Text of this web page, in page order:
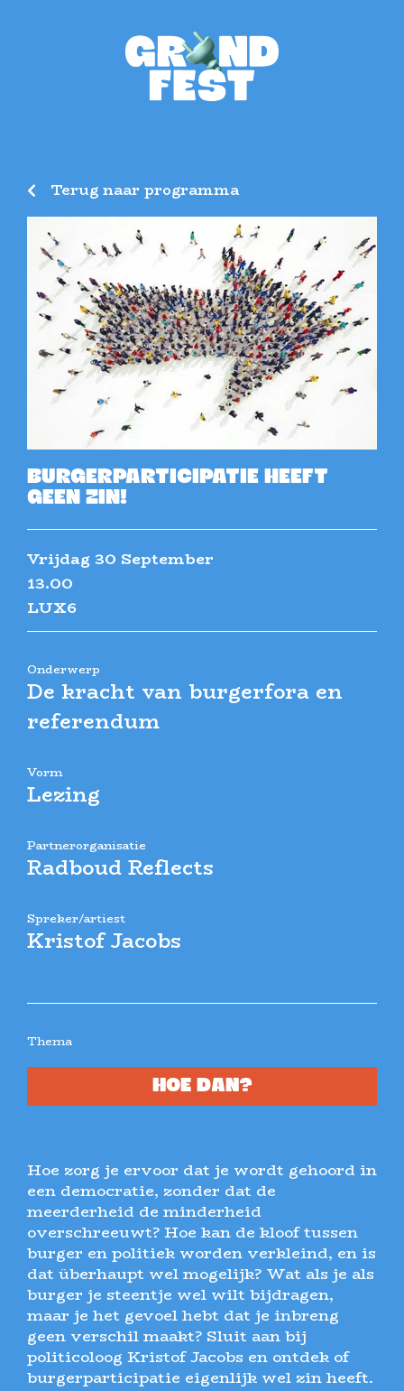
Terug naar programma
BURGERPARTICIPATIE HEEFT
GEEN ZIN!
Vrijdag 30 September
13.00
LUX6
Onderwerp
De kracht van burgerfora en
referendum
Vorm
Lezing
Partnerorganisatie
Radboud Reflects
Spreker/artiest
Kristof Jacobs
Thema
HOE DAN?
Hoe zorg je ervoor dat je wordt gehoord in
een democratie, zonder dat de
meerderheid de minderheid
overschreeuwt? Hoe kan de kloof tussen
burger en politiek worden verkleind, en is
dat überhaupt wel mogelijk? Wat als je als
burger je steentje wel wilt bijdragen,
maar je het gevoel hebt dat je inbreng
geen verschil maakt? Sluit aan bij
politicoloog Kristof Jacobs en ontdek of
burgerparticipatie eigenlijk wel zin heeft.